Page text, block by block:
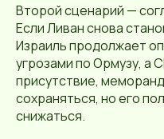
Второй сценарий —
Если Ливан снова
Израиль продолжает
угрозами по Ормузу, а
присутствие,
сохраняться, но его
снижаться.